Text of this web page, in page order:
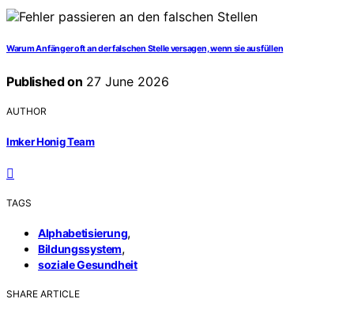
Warum Anfänger oft an der falschen Stelle versagen, wenn sie ausfüllen
Published on 27 June 2026
AUTHOR
Imker Honig Team
TAGS
Alphabetisierung,
Bildungssystem,
soziale Gesundheit
SHARE ARTICLE